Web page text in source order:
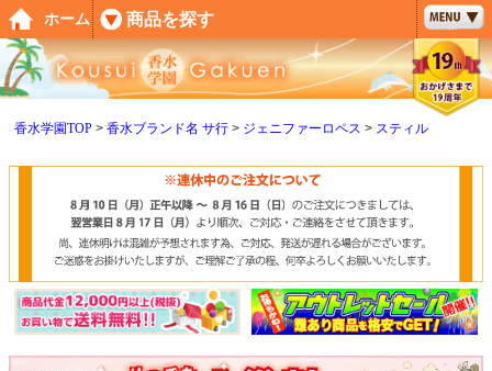
香水学園TOP 香水ブランド名 サ行 ジェニファーロペス スティル
ペー
ジト
ップ
へ
ホーム 商品を探す